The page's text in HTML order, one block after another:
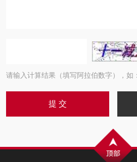
请输入计算结果（填写阿拉伯数字），如